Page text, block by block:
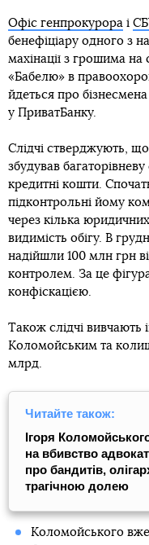
Офіс генпрокурора і
бенефіціару одного з
махінації з грошима на
«Бабелю» в
йдеться про
у ПриватБанку.
Слідчі стверджують,
збудував
кредитні кошти.
підконтрольні йому
через кілька
видимість обігу. В
надійшли 100 млн грн
контролем. За це
конфіскацією.
Також слідчі вивчають
Коломойським та
млрд.
Читайте також:
Ігоря
на вбивство
про бандитів,
трагічною долею
Коломойського вже